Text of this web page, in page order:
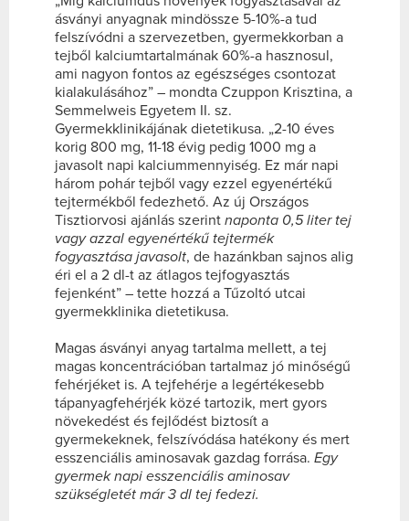
ásványi anyagnak mindössze 5-10%-a tud
felszívódni a szervezetben, gyermekkorban a
tejből kalciumtartalmának 60%-a hasznosul,
ami nagyon fontos az egészséges csontozat
kialakulásához” – mondta Czuppon Krisztina, a
Semmelweis Egyetem II. sz.
Gyermekklinikájának dietetikusa. „2-10 éves
korig 800 mg, 11-18 évig pedig 1000 mg a
javasolt napi kalciummennyiség. Ez már napi
három pohár tejből vagy ezzel egyenértékű
tejtermékből fedezhető. Az új Országos
Tisztiorvosi ajánlás szerint naponta 0,5 liter tej
vagy azzal egyenértékű tejtermék
fogyasztása javasolt, de hazánkban sajnos alig
éri el a 2 dl-t az átlagos tejfogyasztás
fejenként” – tette hozzá a Tűzoltó utcai
gyermekklinika dietetikusa.
Magas ásványi anyag tartalma mellett, a tej
magas koncentrációban tartalmaz jó minőségű
fehérjéket is. A tejfehérje a legértékesebb
tápanyagfehérjék közé tartozik, mert gyors
növekedést és fejlődést biztosít a
gyermekeknek, felszívódása hatékony és mert
esszenciális aminosavak gazdag forrása. Egy
gyermek napi esszenciális aminosav
szükségletét már 3 dl tej fedezi.